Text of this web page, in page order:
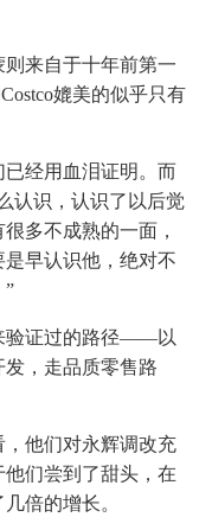
来自于十年前第一
媲美的似乎只有
经用血泪证明。而
认识，认识了以后觉
多不成熟的一面，
早认识他，绝对不
”
验证过的路径——以
，走品质零售路
他们对永辉调改充
们尝到了甜头，在
倍的增长。